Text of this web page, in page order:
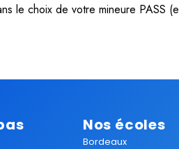
le choix de votre mineure PASS
Nos écoles
Bordeaux